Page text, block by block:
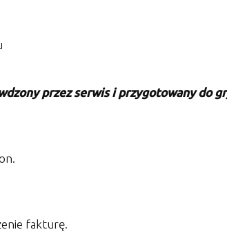
przez serwis i przygotowany do
fakturę.